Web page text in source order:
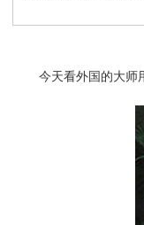
今天看外国的大师